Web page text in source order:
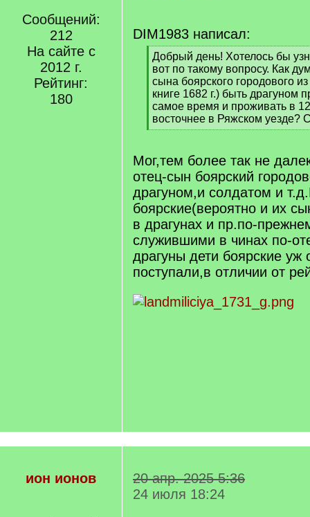
Сообщений:
212
На сайте с
2012 г.
Рейтинг:
180
DIM1983 написал:
[
q
]
Добрый день! Хотелось бы
вот по такому вопросу. Как
сына боярского городового
книге 1682 г.) быть драгуном
самое время и проживать в
восточнее в Ряжском уезде?
[
q
]
Мог,тем более так не
отец-сын боярский
драгуном,и солдатом и
боярские(вероятно и их
в драгунах и пр.по-
служившими в чинах по-
драгуны дети боярские уж
поступали,в отличии от
ион ионов
20 апр. 2025 5:36
24 июля 18:24